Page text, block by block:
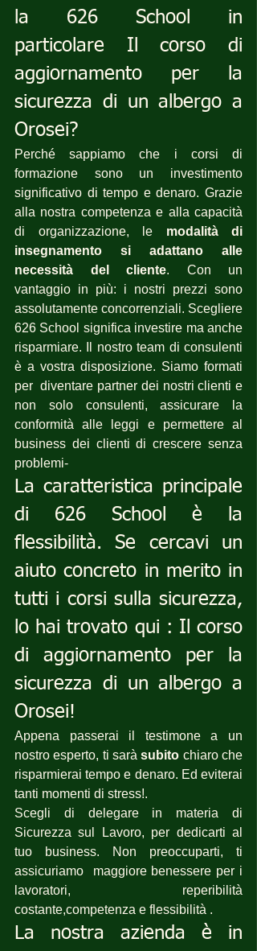
la 626 School in
particolare Il corso di
aggiornamento per la
sicurezza di un albergo a
Orosei?
Perché sappiamo che i corsi di
formazione sono un investimento
significativo di tempo e denaro. Grazie
alla nostra competenza e alla capacità
di organizzazione, le modalità di
insegnamento si adattano alle
necessità del cliente. Con un
vantaggio in più: i nostri prezzi sono
assolutamente concorrenziali. Scegliere
626 School significa investire ma anche
risparmiare. Il nostro team di consulenti
è a vostra disposizione. Siamo formati
per  diventare partner dei nostri clienti e
non solo consulenti, assicurare la
conformità alle leggi e permettere al
business dei clienti di crescere senza
problemi-
La caratteristica principale
di 626 School è la
flessibilità. Se cercavi un
aiuto concreto in merito in
tutti i corsi sulla sicurezza,
lo hai trovato qui : Il corso
di aggiornamento per la
sicurezza di un albergo a
Orosei!
Appena passerai il testimone a un
nostro esperto, ti sarà subito chiaro che
risparmierai tempo e denaro. Ed eviterai
tanti momenti di stress!.
Scegli di delegare in materia di
Sicurezza sul Lavoro, per dedicarti al
tuo business. Non preoccuparti, ti
assicuriamo  maggiore benessere per i
lavoratori, reperibilità
costante,competenza e flessibilità .
La nostra azienda è in